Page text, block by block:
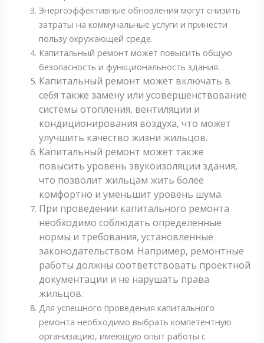
Энергоэффективные обновления могут снизить
затраты на коммунальные услуги и принести
пользу окружающей среде.
Капитальный ремонт может повысить общую
безопасность и функциональность здания.
Капитальный ремонт может включать в
себя также замену или усовершенствование
системы отопления, вентиляции и
кондиционирования воздуха, что может
улучшить качество жизни жильцов.
Капитальный ремонт может также
повысить уровень звукоизоляции здания,
что позволит жильцам жить более
комфортно и уменьшит уровень шума.
При проведении капитального ремонта
необходимо соблюдать определенные
нормы и требования, установленные
законодательством. Например, ремонтные
работы должны соответствовать проектной
документации и не нарушать права
жильцов.
Для успешного проведения капитального
ремонта необходимо выбрать компетентную
организацию, имеющую опыт работы с